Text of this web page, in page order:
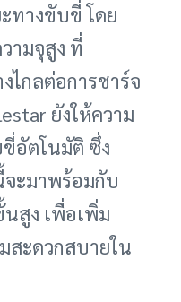
ทางขับขี่ โดย
ามจุสูง ที่
ไกลต่อการชาร์จ
ยังให้ความ
อัตโนมัติ ซึ่ง
จะมาพร้อมกับ
สูง เพื่อเพิ่ม
สะดวกสบายใน